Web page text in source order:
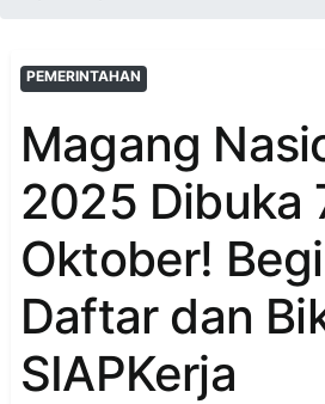
PEMERINTAHAN
Magang
2025 Dibuka
Oktober!
Daftar dan
SIAPKerja